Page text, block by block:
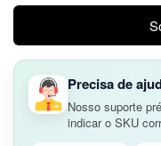
Precisa de
Nosso suporte
indicar o SKU